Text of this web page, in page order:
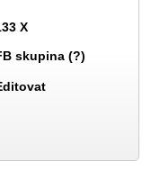
X
skupina (?)